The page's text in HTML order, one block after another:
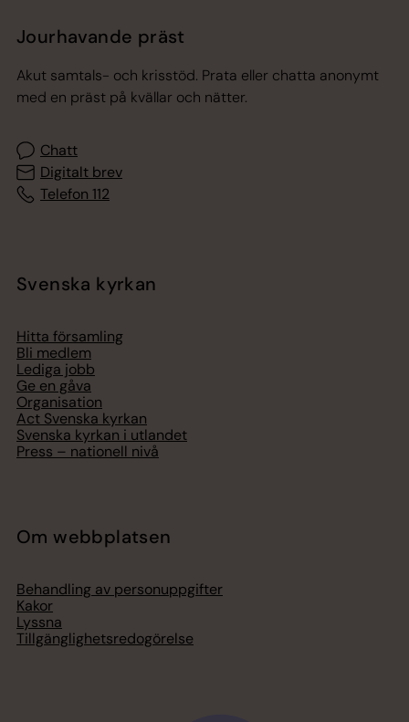
Jourhavande präst
Akut samtals- och krisstöd. Prata eller chatta anonymt
med en präst på kvällar och nätter.
Chatt
Digitalt brev
Telefon 112
Svenska kyrkan
Hitta församling
Bli medlem
Lediga jobb
Ge en gåva
Organisation
Act Svenska kyrkan
Svenska kyrkan i utlandet
Press – nationell nivå
Om webbplatsen
Behandling av personuppgifter
Kakor
Lyssna
Tillgänglighetsredogörelse